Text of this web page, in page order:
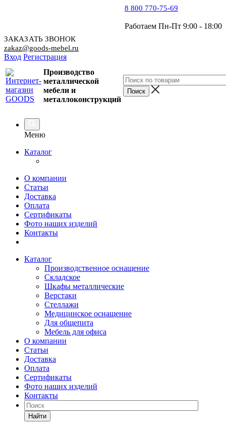
8 800 770-75-69
Работаем Пн-Пт 9:00 - 18:00
ЗАКАЗАТЬ ЗВОНОК
zakaz@goods-mebel.ru
Вход Регистрация
Производство
металлической
мебели и
металлоконструкций
Меню
Каталог
О компании
Статьи
Доставка
Оплата
Сертификаты
Фото наших изделий
Контакты
Каталог
Производственное оснащение
Складское
Шкафы металлические
Верстаки
Стеллажи
Медицинское оснащение
Для общепита
Мебель для офиса
О компании
Статьи
Доставка
Оплата
Сертификаты
Фото наших изделий
Контакты
Найти